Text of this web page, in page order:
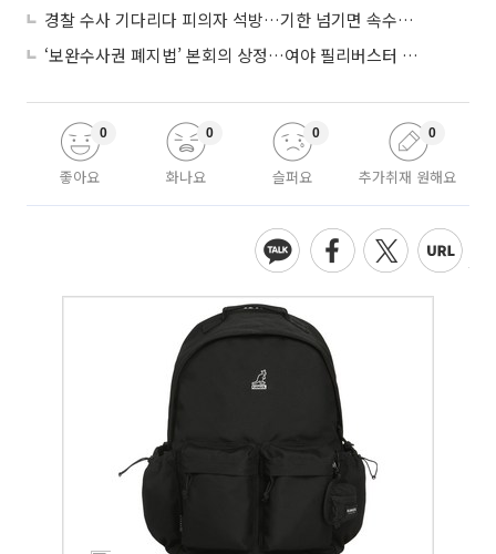
경찰 수사 기다리다 피의자 석방…기한 넘기면 속수무책
‘보완수사권 폐지법’ 본회의 상정…여야 필리버스터 대치
좋아요
0
화나요
0
슬퍼요
0
추가취재 원해요
0